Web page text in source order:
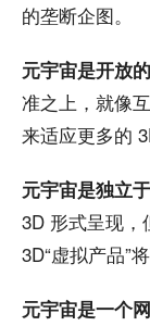
的垄断企图。
元宇宙是开放的
准之上，就像
来适应更多的
元宇宙是独立
3D 形式呈现
3D“虚拟产品”
元宇宙是一个